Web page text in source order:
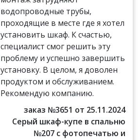
водопроводные трубы,
проходящие в месте где я хотел
установить шкаф. К счастью,
специалист смог решить эту
проблему и успешно завершить
установку. В целом, я доволен
продуктом и обслуживанием.
Рекомендую компанию.
заказ №3651 от 25.11.2024
Серый шкаф-купе в спальню
№207 с фотопечатью и